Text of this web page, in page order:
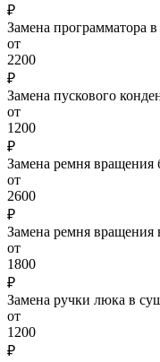
₽
Замена программатора
от
2200
₽
Замена пускового
от
1200
₽
Замена ремня
от
2600
₽
Замена ремня
от
1800
₽
Замена ручки люка в
от
1200
₽